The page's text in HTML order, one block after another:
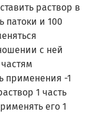
раствор в
патоки и 100
с ней
применения -1
1 часть
его 1